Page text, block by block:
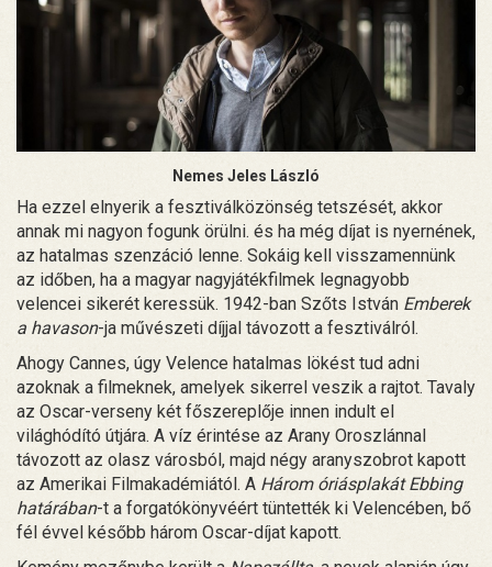
Nemes Jeles László
Ha ezzel elnyerik a fesztiválközönség tetszését, akkor
annak mi nagyon fogunk örülni. és ha még díjat is nyernének,
az hatalmas szenzáció lenne. Sokáig kell visszamennünk
az időben, ha a magyar nagyjátékfilmek legnagyobb
velencei sikerét keressük. 1942-ban Szőts István Emberek
a havason-ja művészeti díjjal távozott a fesztiválról.
Ahogy Cannes, úgy Velence hatalmas lökést tud adni
azoknak a filmeknek, amelyek sikerrel veszik a rajtot. Tavaly
az Oscar-verseny két főszereplője innen indult el
világhódító útjára. A víz érintése az Arany Oroszlánnal
távozott az olasz városból, majd négy aranyszobrot kapott
az Amerikai Filmakadémiától. A Három óriásplakát Ebbing
határában-t a forgatókönyvéért tüntették ki Velencében, bő
fél évvel később három Oscar-díjat kapott.